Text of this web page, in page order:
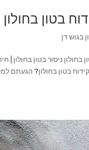
בטון בחולון
בגוש דן
בטון בחולון? הגעתם